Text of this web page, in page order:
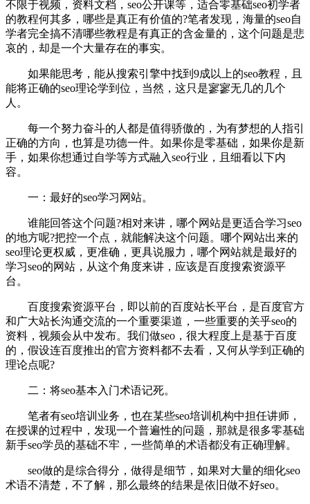
不限于视频，资料文档，seo公开课等，适合零基础seo初学者
的教程何其多，哪些是真正有价值的?笔者发现，海量的seo自
学者完全搞不清哪些教程是有真正的含金量的，这个问题是悲
哀的，却是一个大量存在的事实。
如果能思考，能从搜索引擎中找到9成以上的seo教程，且
能将正确的seo理论学到位，当然，这只是寥寥无几的几个
人。
每一个努力奋斗的人都是值得骄傲的，为有梦想的人指引
正确的方向，也算是功德一件。如果你是零基础，如果你是新
手，如果你想通过自学等方式融入seo行业，且细看以下内
容。
一：最好的seo学习网站。
谁能回答这个问题?相对来讲，哪个网站是更适合学习seo
的地方呢?把控一个点，就能解决这个问题。哪个网站出来的
seo理论更权威，更准确，更具说服力，哪个网站就是最好的
学习seo的网站，从这个角度来讲，应该是百度搜索资源平
台。
百度搜索资源平台，即以前的百度站长平台，是百度官方
和广大站长沟通交流的一个重要渠道，一些重要的关乎seo的
资料，视频会从中发布。我们做seo，很大程度上是基于百度
的，假设连百度推出的官方资料都不去看，又何从学到正确的
理论点呢?
二：将seo基本入门术语记死。
笔者有seo培训业务，也在某些seo培训机构中担任讲师，
在授课的过程中，发现一个普遍性的问题，那就是很多零基础
新手seo学员的基础不牢，一些简单的术语都没有正确理解。
seo做的是综合得分，做得是细节，如果对大量的细化seo
术语不清楚，不了解，那么最终的结果是依旧做不好seo。